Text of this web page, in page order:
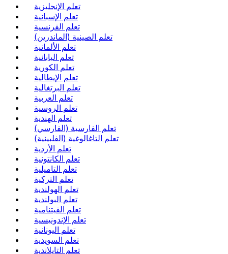
تعلم الإنجليزية
تعلم الإسبانية
تعلم الفرنسية
تعلم الصينية (الماندرين)
تعلم الألمانية
تعلم اليابانية
تعلم الكورية
تعلم الإيطالية
تعلم البرتغالية
تعلم العربية
تعلم الروسية
تعلم الهندية
تعلم الفارسية (الفارسي)
تعلم التاغالوغية (الفلبينية)
تعلم الأردية
تعلم الكانتونية
تعلم التاميلية
تعلم التركية
تعلم الهولندية
تعلم البولندية
تعلم الفيتنامية
تعلم الإندونيسية
تعلم اليونانية
تعلم السويدية
تعلم التايلاندية